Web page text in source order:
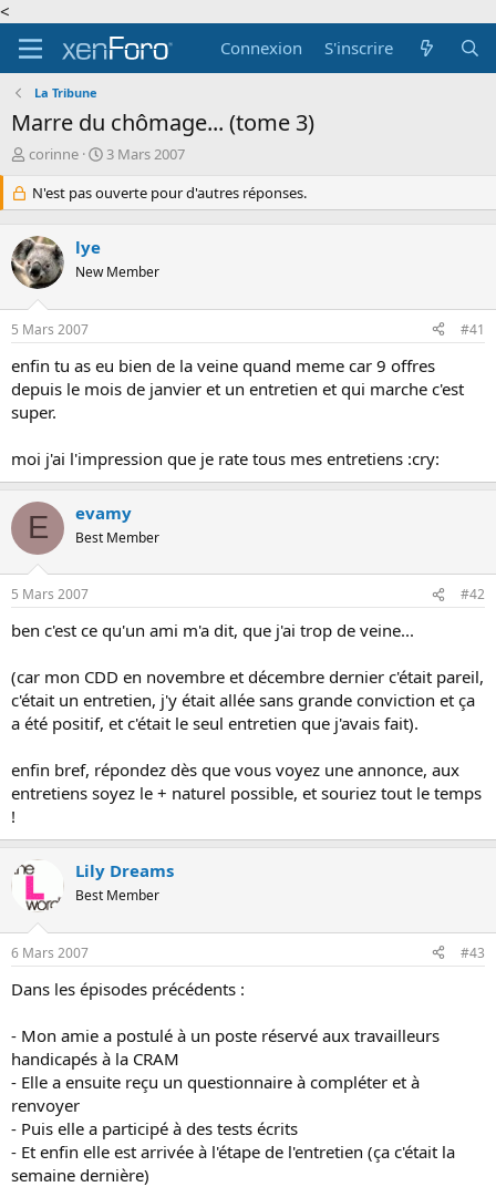
<
Connexion
S'inscrire
La Tribune
Marre du chômage... (tome 3)
A
e
u
r
d
e
l
a
i
s
c
s
s
o
n
corinne
D
t
e
d
b
3 Mars 2007
N'est pas ouverte pour d'autres réponses.
lye
New Member
5 Mars 2007 #41
enfin tu as eu bien de la veine quand meme car 9 offres
depuis le mois de janvier et un entretien et qui marche c'est
super.
moi j'ai l'impression que je rate tous mes entretiens :cry:
E evamy
Best Member
5 Mars 2007 #42
ben c'est ce qu'un ami m'a dit, que j'ai trop de veine...
(car mon CDD en novembre et décembre dernier c'était pareil,
c'était un entretien, j'y était allée sans grande conviction et ça
a été positif, et c'était le seul entretien que j'avais fait).
enfin bref, répondez dès que vous voyez une annonce, aux
entretiens soyez le + naturel possible, et souriez tout le temps
!
Lily Dreams
Best Member
6 Mars 2007 #43
Dans les épisodes précédents :
- Mon amie a postulé à un poste réservé aux travailleurs
handicapés à la CRAM
- Elle a ensuite reçu un questionnaire à compléter et à
renvoyer
- Puis elle a participé à des tests écrits
- Et enfin elle est arrivée à l'étape de l'entretien (ça c'était la
semaine dernière)